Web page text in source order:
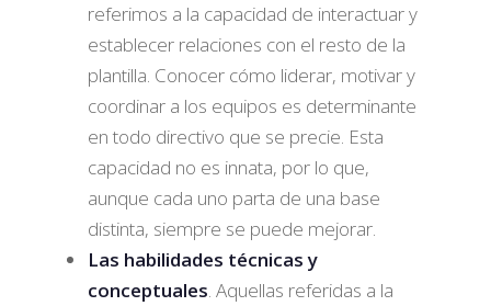
referimos a la capacidad de interactuar y
establecer relaciones con el resto de la
plantilla. Conocer cómo liderar, motivar y
coordinar a los equipos es determinante
en todo directivo que se precie. Esta
capacidad no es innata, por lo que,
aunque cada uno parta de una base
distinta, siempre se puede mejorar.
Las habilidades técnicas y
conceptuales. Aquellas referidas a la